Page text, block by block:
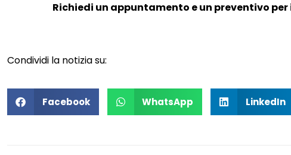
Richiedi un appuntamento e un preventivo per
Condividi la notizia su:
Facebook WhatsApp LinkedIn